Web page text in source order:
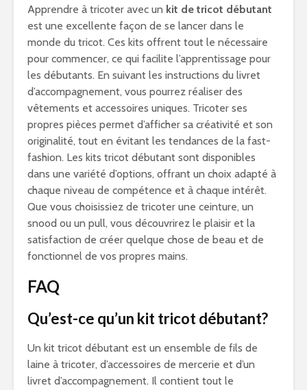
Apprendre à tricoter avec un kit de tricot débutant
est une excellente façon de se lancer dans le
monde du tricot. Ces kits offrent tout le nécessaire
pour commencer, ce qui facilite l’apprentissage pour
les débutants. En suivant les instructions du livret
d’accompagnement, vous pourrez réaliser des
vêtements et accessoires uniques. Tricoter ses
propres pièces permet d’afficher sa créativité et son
originalité, tout en évitant les tendances de la fast-
fashion. Les kits tricot débutant sont disponibles
dans une variété d’options, offrant un choix adapté à
chaque niveau de compétence et à chaque intérêt.
Que vous choisissiez de tricoter une ceinture, un
snood ou un pull, vous découvrirez le plaisir et la
satisfaction de créer quelque chose de beau et de
fonctionnel de vos propres mains.
FAQ
Qu’est-ce qu’un kit tricot débutant?
Un kit tricot débutant est un ensemble de fils de
laine à tricoter, d’accessoires de mercerie et d’un
livret d’accompagnement. Il contient tout le